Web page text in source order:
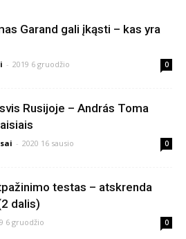
Garand gali įkąsti – kas yra
- 2019 6 gruodžio 0
Rusijoje – András Toma
- 2020 16 sausio 0
testas – atskrenda
dalis)
6 gruodžio 0